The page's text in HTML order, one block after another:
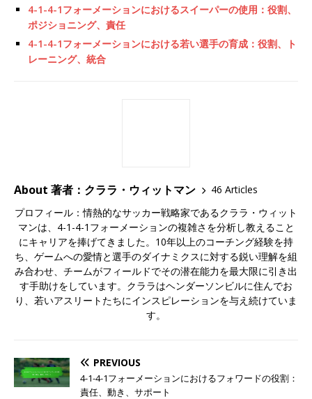
4-1-4-1フォーメーションにおけるスイーパーの使用：役割、
ポジショニング、責任
4-1-4-1フォーメーションにおける若い選手の育成：役割、ト
レーニング、統合
About 著者：クララ・ウィットマン
46 Articles
プロフィール：情熱的なサッカー戦略家であるクララ・ウィット
マンは、4-1-4-1フォーメーションの複雑さを分析し教えること
にキャリアを捧げてきました。10年以上のコーチング経験を持
ち、ゲームへの愛情と選手のダイナミクスに対する鋭い理解を組
み合わせ、チームがフィールドでその潜在能力を最大限に引き出
す手助けをしています。クララはヘンダーソンビルに住んでお
り、若いアスリートたちにインスピレーションを与え続けていま
す。
PREVIOUS
4-1-4-1フォーメーションにおけるフォワードの役割：
責任、動き、サポート